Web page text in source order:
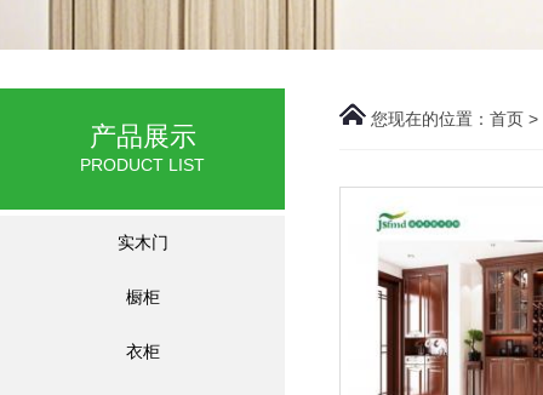
产品展示
PRODUCT LIST
实木门
橱柜
衣柜
您现在的位置： 首页 >